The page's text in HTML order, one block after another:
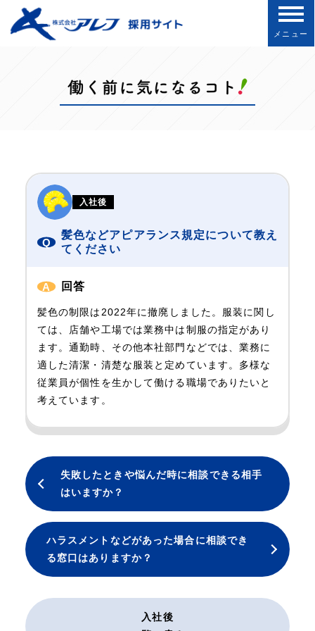
メニュー
入社後
髪色などアピアランス規定について教え
てください
回答
髪色の制限は2022年に撤廃しました。服装に関し
ては、店舗や工場では業務中は制服の指定があり
ます。通勤時、その他本社部門などでは、業務に
適した清潔・清楚な服装と定めています。多様な
従業員が個性を生かして働ける職場でありたいと
考えています。
失敗したときや悩んだ時に相談できる相手
はいますか？
ハラスメントなどがあった場合に相談でき
る窓口はありますか？
入社後